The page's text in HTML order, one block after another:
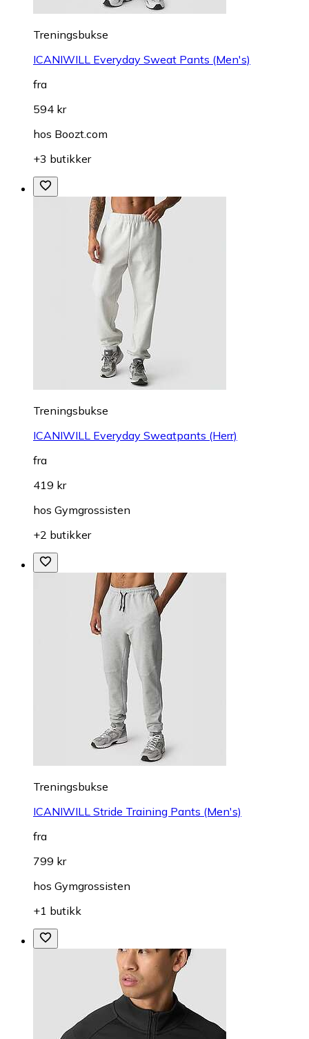
Treningsbukse
ICANIWILL Everyday Sweat Pants (Men's)
fra
594 kr
hos Boozt.com
+3 butikker
Treningsbukse
ICANIWILL Everyday Sweatpants (Herr)
fra
419 kr
hos Gymgrossisten
+2 butikker
Treningsbukse
ICANIWILL Stride Training Pants (Men's)
fra
799 kr
hos Gymgrossisten
+1 butikk